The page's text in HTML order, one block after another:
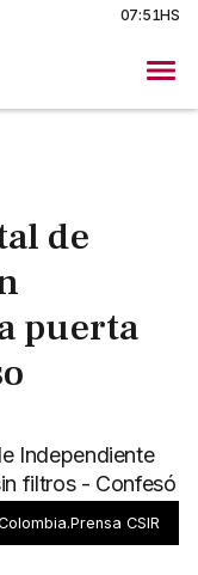
07:51HS
de
puerta
Independiente
filtros - Confesó
con Colombia
CSIR